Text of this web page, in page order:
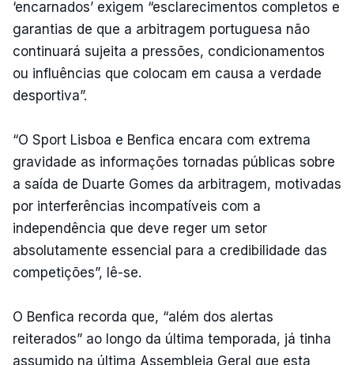
‘encarnados’ exigem “esclarecimentos completos e
garantias de que a arbitragem portuguesa não
continuará sujeita a pressões, condicionamentos
ou influências que colocam em causa a verdade
desportiva”.
“O Sport Lisboa e Benfica encara com extrema
gravidade as informações tornadas públicas sobre
a saída de Duarte Gomes da arbitragem, motivadas
por interferências incompatíveis com a
independência que deve reger um setor
absolutamente essencial para a credibilidade das
competições”, lê-se.
O Benfica recorda que, “além dos alertas
reiterados” ao longo da última temporada, já tinha
assumido na última Assembleia Geral que esta